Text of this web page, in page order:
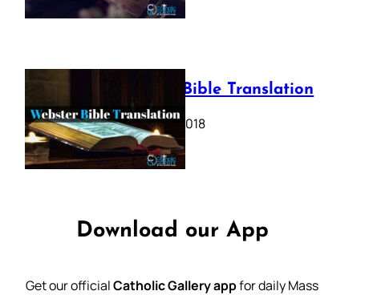
Webster Bible Translation
October 11, 2018
Download our App
Get our officialCatholic Gallery appfor daily Mass